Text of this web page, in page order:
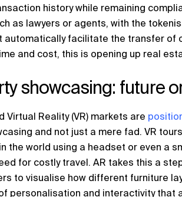
history while remaining
as lawyers or agents, with the
automatically facilitate the transfer of
and cost, this is opening up real
showcasing: future
Virtual Reality (VR) markets are
and not just a mere fad. VR
the world using a headset or even a
for costly travel. AR takes this a
to visualise how different furniture
personalisation and interactivity that